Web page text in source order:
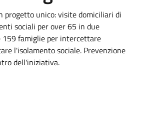
progetto unico: visite domiciliari di
sociali per over 65 in due
159 famiglie per intercettare
l'isolamento sociale. Prevenzione
dell'iniziativa.